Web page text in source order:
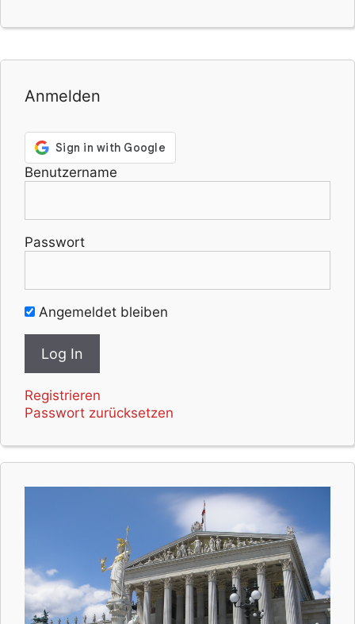
Anmelden
Benutzername
Passwort
Angemeldet bleiben
Registrieren
Passwort zurücksetzen